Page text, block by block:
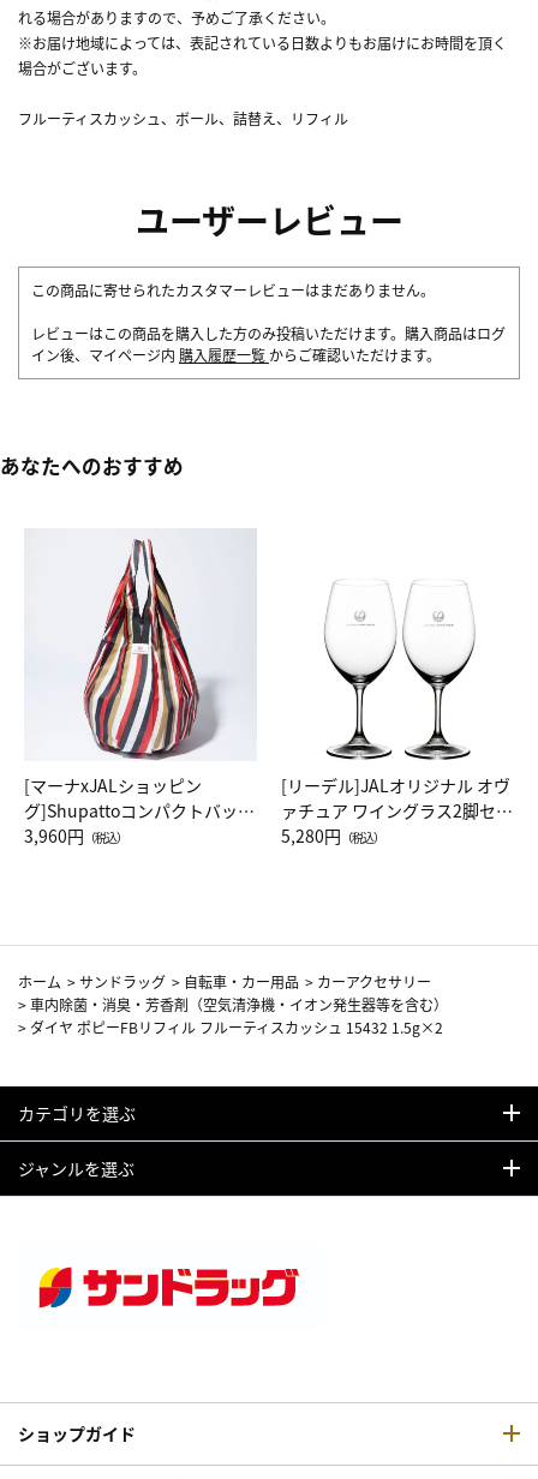
れる場合がありますので、予めご了承ください。
※お届け地域によっては、表記されている日数よりもお届けにお時間を頂く
場合がございます。
フルーティスカッシュ、ボール、詰替え、リフィル
ユーザーレビュー
この商品に寄せられたカスタマーレビューはまだありません。
レビューはこの商品を購入した方のみ投稿いただけます。購入商品はログ
イン後、マイページ内 購入履歴一覧 からご確認いただけます。
あなたへのおすすめ
[マーナxJALショッピン
グ]Shupattoコンパクトバッグ
Drop JAL客室乗務員（LC）ス
3,960円 （税込）
[リーデル]JALオリジナル オヴ
ァチュア ワイングラス2脚セッ
ト（レッドワイン）
5,280円 （税込）
ホーム >サンドラッグ > 自転車・カー用品 > カーアクセサリー
>車内除菌・消臭・芳香剤（空気清浄機・イオン発生器等を含む）
> ダイヤ ポピーFBリフィル フルーティスカッシュ 15432 1.5g×2
カテゴリを選ぶ
ジャンルを選ぶ
ショップガイド